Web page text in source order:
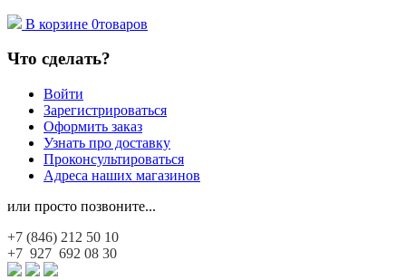
В корзине 0товаров
Что сделать?
Войти
Зарегистрироваться
Оформить заказ
Узнать про доставку
Проконсультироваться
Адреса наших магазинов
или просто позвоните...
+7 (846) 212 50 10
+7 927 692 08 30